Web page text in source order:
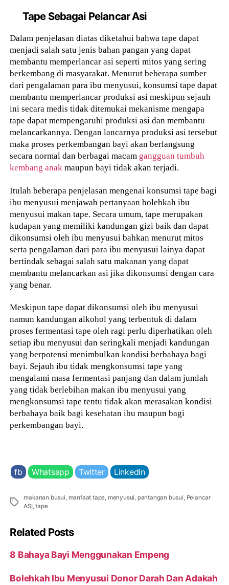
Tape Sebagai Pelancar Asi
Dalam penjelasan diatas diketahui bahwa tape dapat
menjadi salah satu jenis bahan pangan yang dapat
membantu memperlancar asi seperti mitos yang sering
berkembang di masyarakat. Menurut beberapa sumber
dari pengalaman para ibu menyusui, konsumsi tape dapat
membantu memperlancar produksi asi meskipun sejauh
ini secara medis tidak ditemukai mekanisme mengapa
tape dapat mempengaruhi produksi asi dan membantu
melancarkannya. Dengan lancarnya produksi asi tersebut
maka proses perkembangan bayi akan berlangsung
secara normal dan berbagai macam gangguan tumbuh
kembang anak maupun bayi tidak akan terjadi.
Itulah beberapa penjelasan mengenai konsumsi tape bagi
ibu menyusui menjawab pertanyaan bolehkah ibu
menyusui makan tape. Secara umum, tape merupakan
kudapan yang memiliki kandungan gizi baik dan dapat
dikonsumsi oleh ibu menyusui bahkan menurut mitos
serta pengalaman dari para ibu menyusui lainya dapat
bertindak sebagai salah satu makanan yang dapat
membantu melancarkan asi jika dikonsumsi dengan cara
yang benar.
Meskipun tape dapat dikonsumsi oleh ibu menyusui
namun kandungan alkohol yang terbentuk di dalam
proses fermentasi tape oleh ragi perlu diperhatikan oleh
setiap ibu menyusui dan seringkali menjadi kandungan
yang berpotensi menimbulkan kondisi berbahaya bagi
bayi. Sejauh ibu tidak mengkonsumsi tape yang
mengalami masa fermentasi panjang dan dalam jumlah
yang tidak berlebihan makan ibu menyusui yang
mengkonsumsi tape tentu tidak akan merasakan kondisi
berbahaya baik bagi kesehatan ibu maupun bagi
perkembangan bayi.
fb Whatsapp Twitter LinkedIn
Tags
makanan busui, manfaat tape, menyusui, pantangan busui, Pelancar
ASI,tape
Related Posts
8 Bahaya Bayi Menggunakan Empeng
Bolehkah Ibu Menyusui Donor Darah Dan Adakah